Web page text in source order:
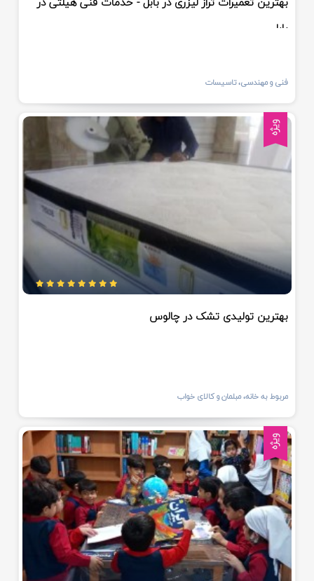
نکاء
عباس آباد
شیرود
پل سفید
نمک آبرود
بابل
فنی و مهندسی، تاسیسات
ویژه
بهترین تولیدی تشک در چالوس
مربوط به خانه، مبلمان و کالای خواب
ویژه